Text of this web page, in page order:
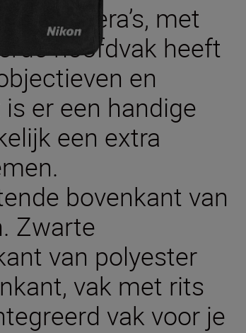
Z-camera’s, met
hoofdvak heeft
en
er een handige
een extra
bovenkant van
Zwarte
van polyester
vak met rits
vak voor je